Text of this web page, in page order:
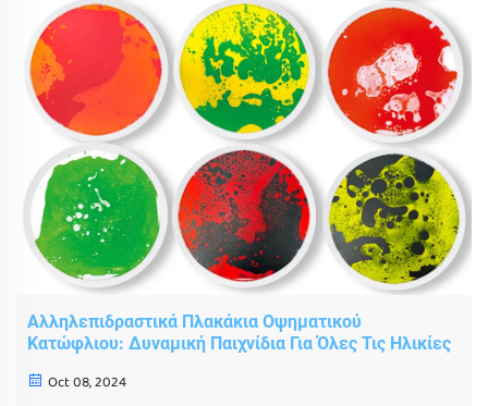
Αλληλεπιδραστικά Πλακάκια Οψηματικού
Κατώφλιου: Δυναμική Παιχνίδια Για Όλες Τις Ηλικίες
Oct 08, 2024